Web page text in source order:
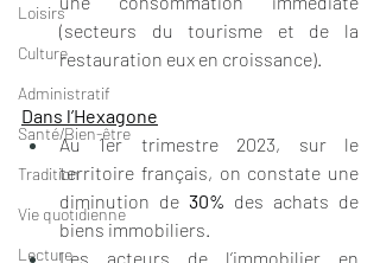
Loisirs
Culture
Administratif
Santé/Bien-être
Tradition
Vie quotidienne
Lecture
(secteurs du tourisme et de la
restauration eux en croissance).
Dans l’Hexagone
Au 1er trimestre 2023, sur le
territoire français, on constate une
diminution de 30% des achats de
biens immobiliers.
Les acteurs de l’immobilier en